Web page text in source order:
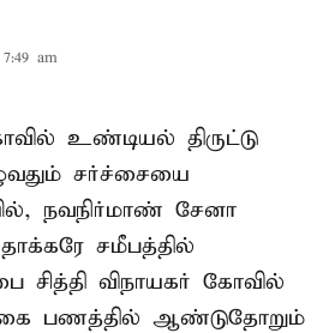
am
உண்டியல் திருட்டு
சர்ச்சையை
நவநிர்மாண் சேனா
சமீபத்தில்
சித்தி விநாயகர் கோவில்
பணத்தில் ஆண்டுதோறும்